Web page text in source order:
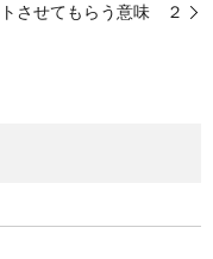
トさせてもらう意味 ２